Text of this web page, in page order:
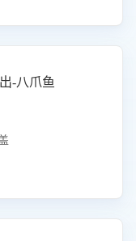
-八爪鱼